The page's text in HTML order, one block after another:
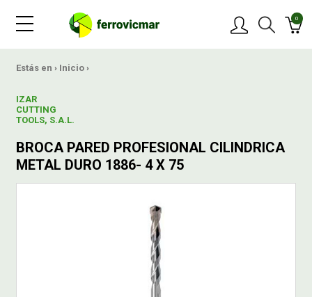
0
Estás en › Inicio ›
IZAR
CUTTING
TOOLS, S.A.L.
BROCA PARED PROFESIONAL CILINDRICA
METAL DURO 1886- 4 X 75
OFERTAS
BLOG
CONTACTAR